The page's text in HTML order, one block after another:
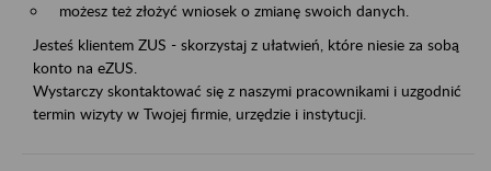
możesz też złożyć wniosek o zmianę swoich danych.
Jesteś klientem ZUS - skorzystaj z ułatwień, które niesie za sobą
konto na eZUS.
Wystarczy skontaktować się z naszymi pracownikami i uzgodnić
termin wizyty w Twojej firmie, urzędzie i instytucji.